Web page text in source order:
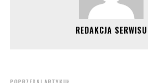
REDAKCJA SERWISU